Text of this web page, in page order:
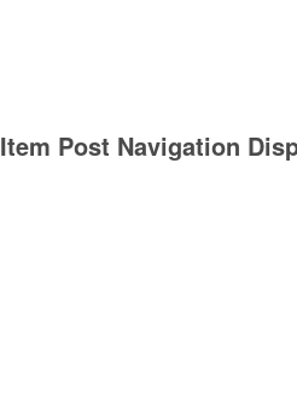
Item Post Navigation